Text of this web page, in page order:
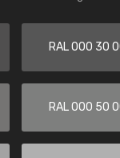
RAL 000 30
RAL 000 50